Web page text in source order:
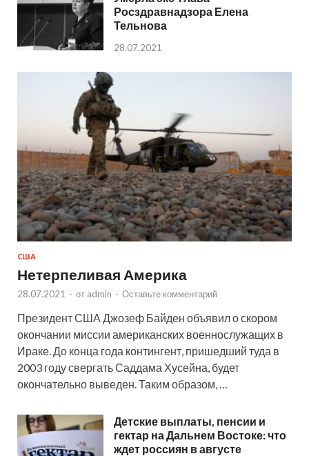
Росздравнадзора Елена
Тельнова
28.07.2021
США
Нетерпеливая Америка
28.07.2021 - от admin - Оставьте комментарий
Президент США Джозеф Байден объявил о скором
окончании миссии американских военнослужащих в
Ираке. До конца года контингент, пришедший туда в
2003 году свергать Саддама Хусейна, будет
окончательно выведен. Таким образом, …
Детские выплаты, пенсии и
гектар на Дальнем Востоке: что
ждет россиян в августе